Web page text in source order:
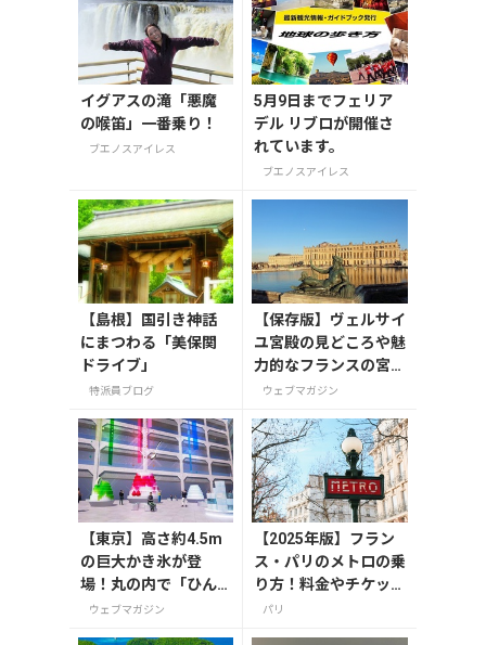
イグアスの滝「悪魔
の喉笛」一番乗り！
ブエノスアイレス
5月9日までフェリア
デル リブロが開催さ
れています。
ブエノスアイレス
【島根】国引き神話
にまつわる「美保関
ドライブ」
特派員ブログ
【保存版】ヴェルサイ
ユ宮殿の見どころや魅
力的なフランスの宮
殿/庭園にせまる
ウェブマガジン
【東京】高さ約4.5m
の巨大かき氷が登
場！丸の内で「ひん
やりＫＩＴＴＥ」が8
ウェブマガジン
【2025年版】フラン
ス・パリのメトロの乗
り方！料金やチケット
の種類、注意点を解説
パリ